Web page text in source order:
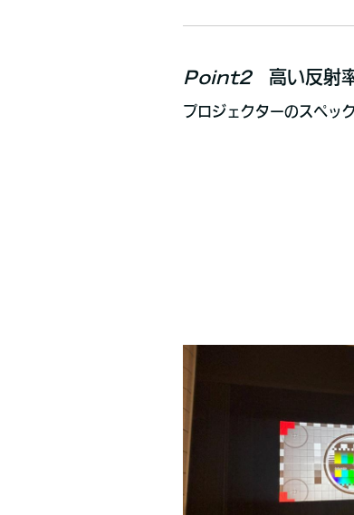
Point2高い反射
プロジェクターのスペッ